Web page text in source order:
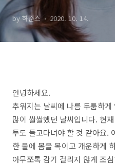
by 하준스 2020. 10. 14.
안녕하세요.
추워지는 날씨에 나름 두툼하
많이 쌀쌀했던 날씨입니다. 현
투도 들고다녀야 할 것 같아요.
한 물에 몸을 목이고 개운하게
아무쪼록 감기 걸리지 않게 조